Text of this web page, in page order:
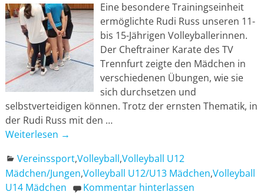
Eine besondere Trainingseinheit
ermöglichte Rudi Russ unseren 11-
bis 15-Jährigen Volleyballerinnen.
Der Cheftrainer Karate des TV
Trennfurt zeigte den Mädchen in
verschiedenen Übungen, wie sie
sich durchsetzen und
selbstverteidigen können. Trotz der ernsten Thematik, in
der Rudi Russ mit den …
Weiterlesen →
Vereinssport,Volleyball,Volleyball U12
Mädchen/Jungen,Volleyball U12/U13 Mädchen,Volleyball
U14 Mädchen
Kommentar hinterlassen